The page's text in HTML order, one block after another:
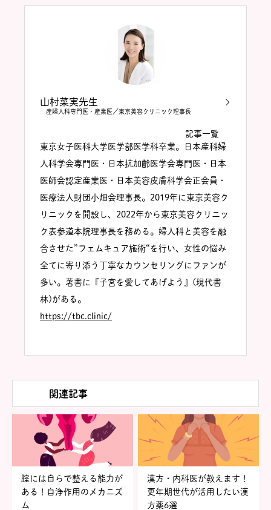
山村菜実先生
産婦人科専門医・産業医／東京美容クリニック理事長
記事一覧
東京女子医科大学医学部医学科卒業。日本産科婦
人科学会専門医・日本抗加齢医学会専門医・日本
医師会認定産業医・日本美容皮膚科学会正会員・
医療法人財団小畑会理事長。2019年に東京美容ク
リニックを開設し、2022年から東京美容クリニッ
ク表参道本院理事長を務める。婦人科と美容を融
合させた”フェムキュア施術“を行い、女性の悩み
全てに寄り添う丁寧なカウンセリングにファンが
多い。著書に『子宮を愛してあげよう』(現代書
林)がある。
https://tbc.clinic/
関連記事
腟には自らで整える能力が
ある！自浄作用のメカニズ
ム
漢方・内科医が教えます！
更年期世代が活用したい漢
方薬6選